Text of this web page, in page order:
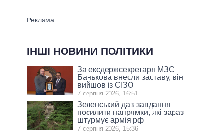
ІНШІ НОВИНИ ПОЛІТИКИ
За ексдержсекретаря МЗС
Банькова внесли заставу, він
вийшов із СІЗО
7 серпня 2026, 16:51
Зеленський дав завдання
посилити напрямки, які зараз
штурмує армія рф
7 серпня 2026, 15:36